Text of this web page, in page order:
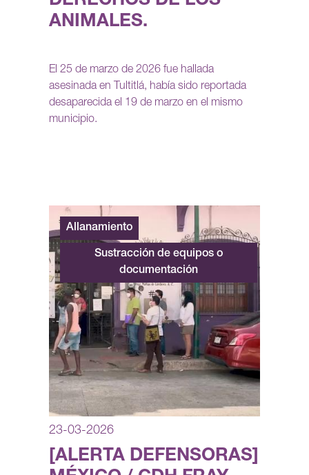
ANIMALES.
El 25 de marzo de 2026 fue hallada
asesinada en Tultitlá, había sido reportada
desaparecida el 19 de marzo en el mismo
municipio.
Allanamiento
Sustracción de equipos o
documentación
23-03-2026
[ALERTA DEFENSORAS]